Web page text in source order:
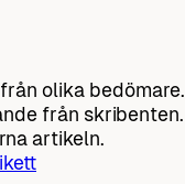
olika bedömare.
från skribenten.
artikeln.